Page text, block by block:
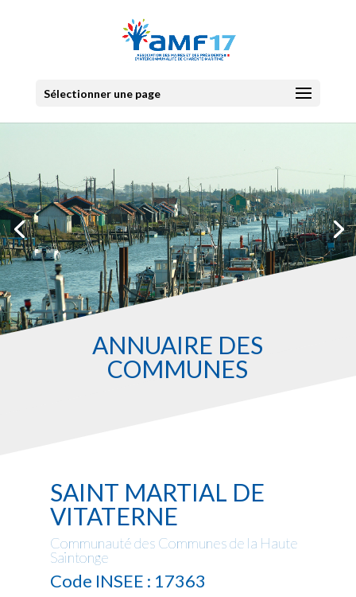
Sélectionner une page
ANNUAIRE DES
COMMUNES
SAINT MARTIAL DE
VITATERNE
Communauté des Communes de la Haute
Saintonge
Code INSEE : 17363